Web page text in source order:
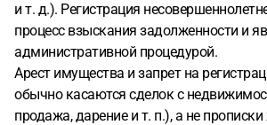
и т. д.). Регистрация
процесс взыскания задолженности и
административной процедурой.
Арест имущества и запрет на
обычно касаются сделок с
продажа, дарение и т. п.), а не